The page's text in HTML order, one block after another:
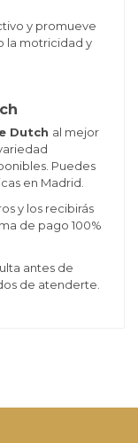
y promueve
la motricidad y
Dutch al mejor
Puedes
en Madrid.
y los recibirás
de pago 100%
antes de
de atenderte.